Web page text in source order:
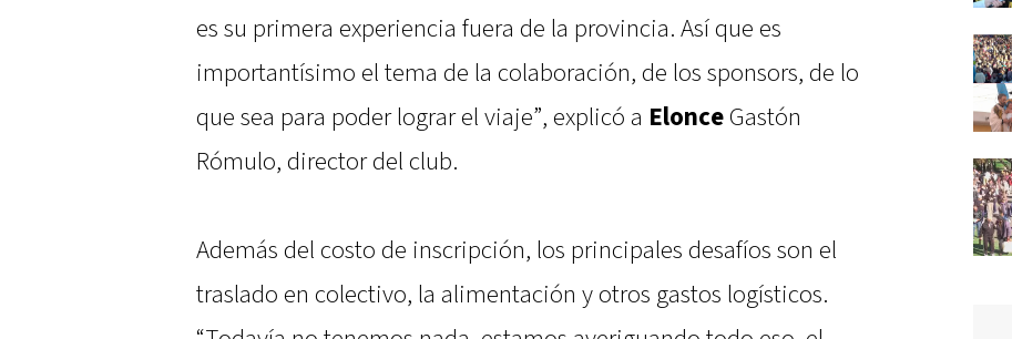
es su primera experiencia fuera de la provincia. Así que es
importantísimo el tema de la colaboración, de los sponsors, de lo
que sea para poder lograr el viaje”, explicó a ElonceGastón
Rómulo, director del club.
Además del costo de inscripción, los principales desafíos son el
traslado en colectivo, la alimentación y otros gastos logísticos.